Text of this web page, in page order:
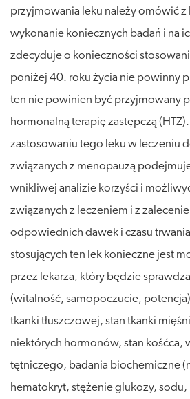
przyjmowania leku należy omówić z
wykonanie koniecznych badań i na
zdecyduje o konieczności
poniżej 40. roku życia nie powinny
ten nie powinien być przyjmowany
hormonalną terapię zastępczą
zastosowaniu tego leku w leczeniu
związanych z menopauzą
wnikliwej analizie korzyści i
związanych z leczeniem i z
odpowiednich dawek i czasu
stosujących ten lek konieczne jest
przez lekarza, który będzie
(witalność, samopoczucie, potencja),
tkanki tłuszczowej, stan tkanki
niektórych hormonów, stan kośćca,
tętniczego, badania biochemiczne
hematokryt, stężenie glukozy,